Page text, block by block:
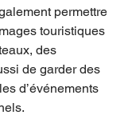
permettre
touristiques
des
de garder des
d’événements